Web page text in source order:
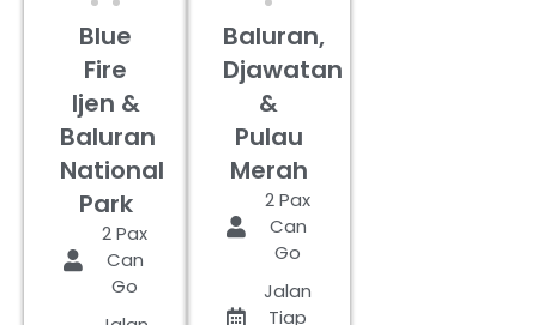
Blue
Fire
Ijen &
Baluran
National
Park
2 Pax
Can
Go
Baluran,
Djawatan
&
Pulau
Merah
2 Pax
Can
Go
Jalan
Tiap